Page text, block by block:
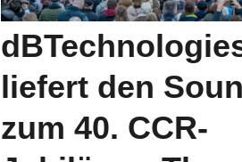
liefert den
zum 40. CCR-